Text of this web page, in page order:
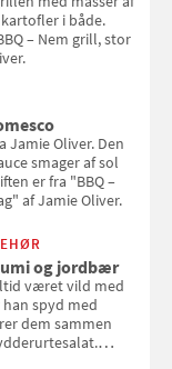
i både.
– Nem grill, stor
Jamie Oliver. Den
smager af sol
er fra "BBQ –
af Jamie Oliver.
og jordbær
været vild med
spyd med
dem sammen